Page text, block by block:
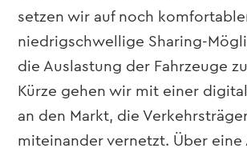
setzen wir auf noch
niedrigschwellige Sharing-
die Auslastung der Fahrzeuge
Kürze gehen wir mit einer
an den Markt, die
miteinander vernetzt. Über eine